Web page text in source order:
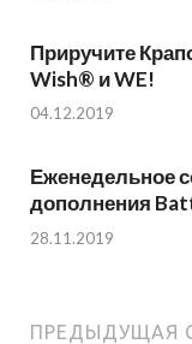
Приручите
Wish® и WE!
04.12.2019
Еженедельное
дополнения
28.11.2019
ПРЕДЫДУЩАЯ